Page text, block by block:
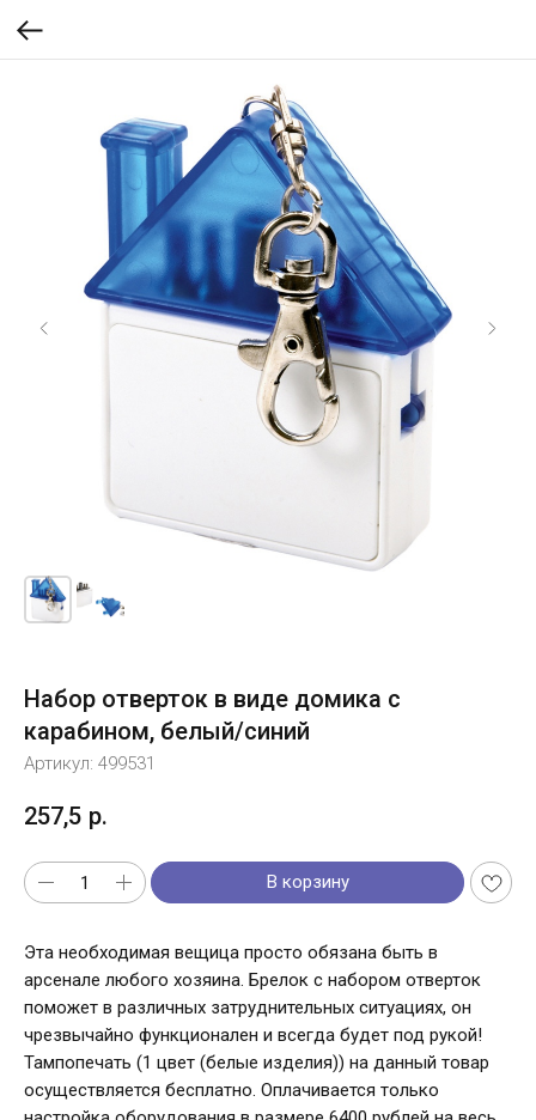
Набор отверток в виде домика с
карабином, белый/синий
Артикул: 499531
257,5 р.
В корзину
Эта необходимая вещица просто обязана быть в
арсенале любого хозяина. Брелок с набором отверток
поможет в различных затруднительных ситуациях, он
чрезвычайно функционален и всегда будет под рукой!
Тампопечать (1 цвет (белые изделия)) на данный товар
осуществляется бесплатно. Оплачивается только